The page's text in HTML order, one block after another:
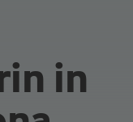
in